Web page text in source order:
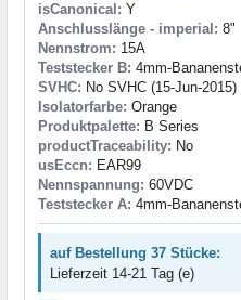
isCanonical: Y
Anschlusslänge - imperial: 8"
Nennstrom: 15A
Teststecker B: 4mm-
SVHC: No SVHC (15-Jun-2015)
Isolatorfarbe: Orange
Produktpalette: B Series
productTraceability: No
usEccn: EAR99
Nennspannung: 60VDC
Teststecker A: 4mm-
auf Bestellung 37 Stücke:
Lieferzeit 14-21 Tag (e)